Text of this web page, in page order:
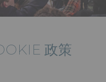
政策